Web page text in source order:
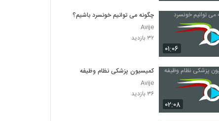
۰۱:۰۶
چگونه می توانیم خونسرد باشیم؟
Avije
۳۲ بازدید
۰۲:۰۸
کمیسیون پزشکی نظام وظیفه
Avije
۳۶ بازدید